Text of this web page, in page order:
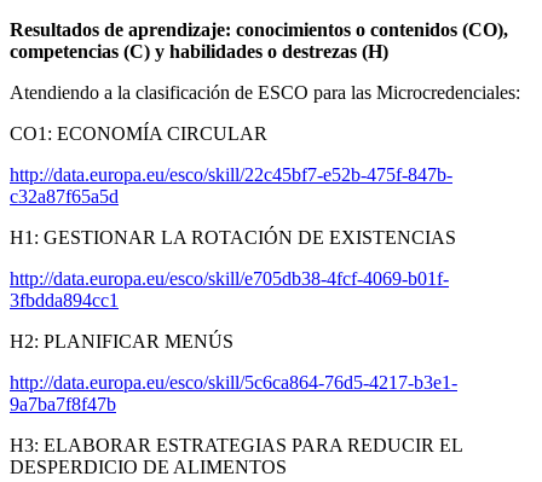
Resultados de aprendizaje: conocimientos o contenidos (CO),
competencias (C) y habilidades o destrezas (H)
Atendiendo a la clasificación de ESCO para las Microcredenciales:
CO1: ECONOMÍA CIRCULAR
http://data.europa.eu/esco/skill/22c45bf7-e52b-475f-847b-
c32a87f65a5d
H1: GESTIONAR LA ROTACIÓN DE EXISTENCIAS
http://data.europa.eu/esco/skill/e705db38-4fcf-4069-b01f-
3fbdda894cc1
H2: PLANIFICAR MENÚS
http://data.europa.eu/esco/skill/5c6ca864-76d5-4217-b3e1-
9a7ba7f8f47b
H3: ELABORAR ESTRATEGIAS PARA REDUCIR EL
DESPERDICIO DE ALIMENTOS